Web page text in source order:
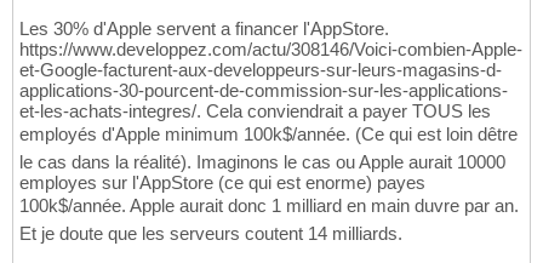
Les 30% d'Apple servent a financer l'AppStore.
https://www.developpez.com/actu/308146/Voici-combien-Apple-
et-Google-facturent-aux-developpeurs-sur-leurs-magasins-d-
applications-30-pourcent-de-commission-sur-les-applications-
et-les-achats-integres/. Cela conviendrait a payer TOUS les
employés d'Apple minimum 100k$/année. (Ce qui est loin dêtre
le cas dans la réalité). Imaginons le cas ou Apple aurait 10000
employes sur l'AppStore (ce qui est enorme) payes
100k$/année. Apple aurait donc 1 milliard en main duvre par an.
Et je doute que les serveurs coutent 14 milliards.